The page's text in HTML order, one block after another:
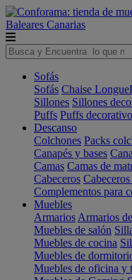
Baleares Canarias
Sofás
Sofás Chaise Longue
Sillones Sillones
Puffs Puffs
Descanso
Colchones Packs
Canapés y bases
Camas Camas de
Cabeceros
Complementos para
Muebles
Armarios Armarios
Muebles de salón
Muebles de cocina
Muebles de
Muebles de oficina y